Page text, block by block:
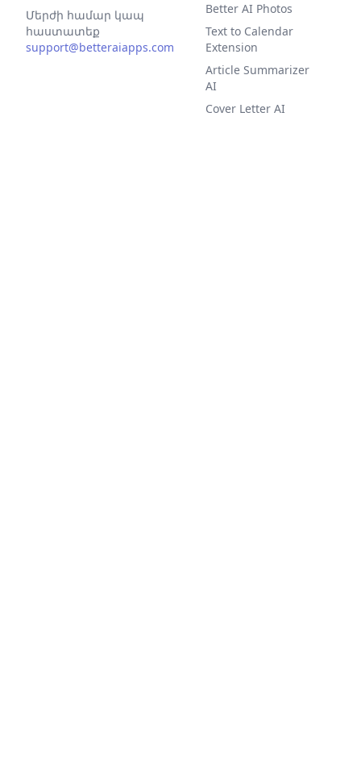
Մերժի համար կապ
հաստատեք
support@betteraiapps.com
Better AI Photos
Text to Calendar
Extension
Article Summarizer
AI
Cover Letter AI